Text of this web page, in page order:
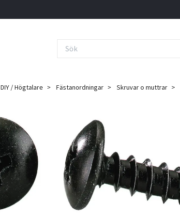
DIY / Högtalare Fästanordningar Skruvar o muttrar